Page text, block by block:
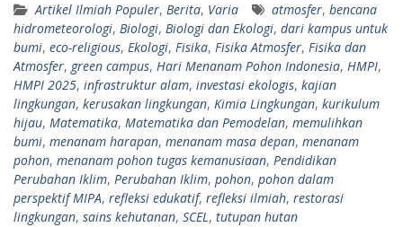
Artikel Ilmiah Populer, Berita, Varia atmosfer, bencana
hidrometeorologi, Biologi, Biologi dan Ekologi, dari kampus untuk
bumi, eco-religious, Ekologi, Fisika, Fisika Atmosfer, Fisika dan
Atmosfer, green campus, Hari Menanam Pohon Indonesia, HMPI,
HMPI 2025, infrastruktur alam, investasi ekologis, kajian
lingkungan, kerusakan lingkungan, Kimia Lingkungan, kurikulum
hijau, Matematika, Matematika dan Pemodelan, memulihkan
bumi, menanam harapan, menanam masa depan, menanam
pohon, menanam pohon tugas kemanusiaan, Pendidikan
Perubahan Iklim, Perubahan Iklim, pohon, pohon dalam
perspektif MIPA, refleksi edukatif, refleksi ilmiah, restorasi
lingkungan, sains kehutanan, SCEL, tutupan hutan